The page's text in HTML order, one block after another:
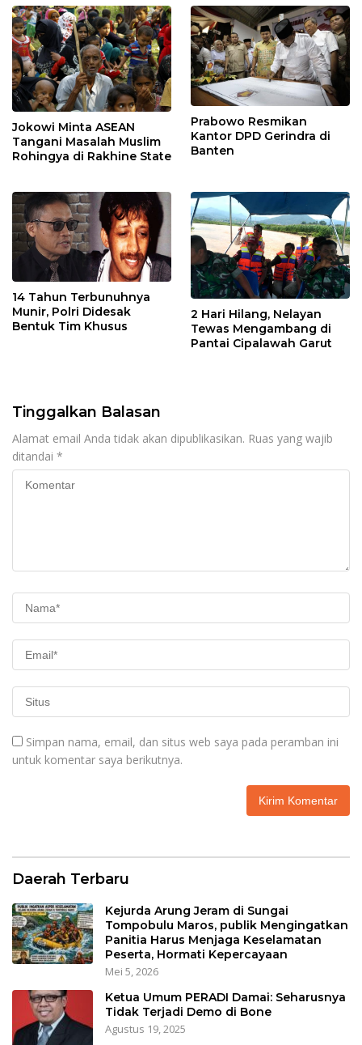
Jokowi Minta ASEAN
Tangani Masalah Muslim
Rohingya di Rakhine State
Prabowo Resmikan
Kantor DPD Gerindra di
Banten
14 Tahun Terbunuhnya
Munir, Polri Didesak
Bentuk Tim Khusus
2 Hari Hilang, Nelayan
Tewas Mengambang di
Pantai Cipalawah Garut
Tinggalkan Balasan
Alamat email Anda tidak akan dipublikasikan. Ruas yang wajib
ditandai *
Simpan nama, email, dan situs web saya pada peramban ini
untuk komentar saya berikutnya.
Daerah Terbaru
Kejurda Arung Jeram di Sungai
Tompobulu Maros, publik Mengingatkan
Panitia Harus Menjaga Keselamatan
Peserta, Hormati Kepercayaan
Mei 5, 2026
Ketua Umum PERADI Damai: Seharusnya
Tidak Terjadi Demo di Bone
Agustus 19, 2025